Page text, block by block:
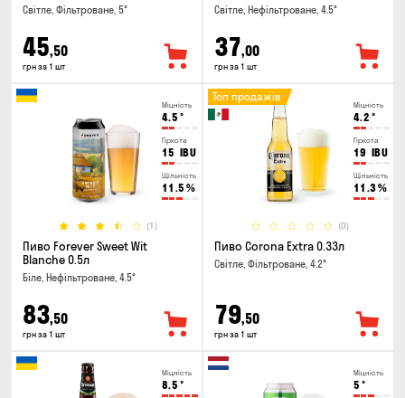
Світле, Фільтроване, 5°
45,50
грн за 1 шт
Світле, Нефільтроване, 4.5°
37,00
грн за 1 шт
Міцність
4.5 °
Гіркота
15 IBU
Щільність
11.5 %
(1)
Пиво Forever Sweet Wit
Blanche 0.5л
Біле, Нефільтроване, 4.5°
83,50
грн за 1 шт
Міцність
4.2 °
Гіркота
19 IBU
Щільність
11.3%
(0)
Топ продажів
Пиво Corona Extra 0.33л
Світле, Фільтроване, 4.2°
79,50
грн за 1 шт
Міцність
8.5 °
Міцність
5 °